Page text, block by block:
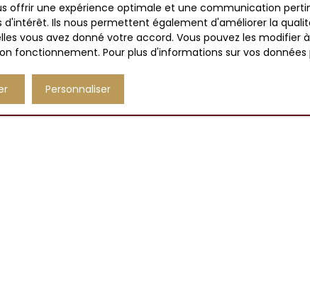
offrir une expérience optimale et une communication
Ils nous permettent également d'améliorer la
vous avez donné votre accord. Vous pouvez les
fonctionnement. Pour plus d'informations sur vos
Personnaliser